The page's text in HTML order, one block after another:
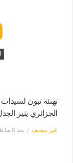
تهنئة تبون
الجزائري يثير
غير مصنف منذ 6 ساعات